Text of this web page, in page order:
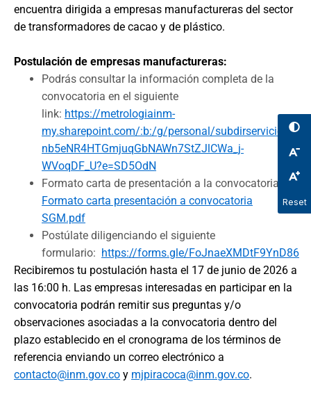
Reset
encuentra dirigida a empresas manufactureras del sector
de transformadores de cacao y de plástico.
Postulación de empresas manufactureras:
Podrás consultar la información completa de la
convocatoria en el siguiente
link: https://metrologiainm-
my.sharepoint.com/:b:/g/personal/
nb5eNR4HTGmjuqGbNAWn7StZJlCWa_j-
WVoqDF_U?e=SD5OdN
Formato carta de presentación a la convocatoria:
Formato carta presentación a convocatoria
SGM.pdf
Postúlate diligenciando el siguiente
formulario: https://forms.gle/FoJnaeXMDtF9YnD86
Recibiremos tu postulación hasta el 17 de junio de 2026 a
las 16:00 h. Las empresas interesadas en participar en la
convocatoria podrán remitir sus preguntas y/o
observaciones asociadas a la convocatoria dentro del
plazo establecido en el cronograma de los términos de
referencia enviando un correo electrónico a
contacto@inm.gov.co y mjpiracoca@inm.gov.co.